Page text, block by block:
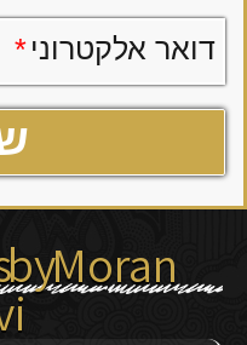
Moran
דואר אלקטרוני*